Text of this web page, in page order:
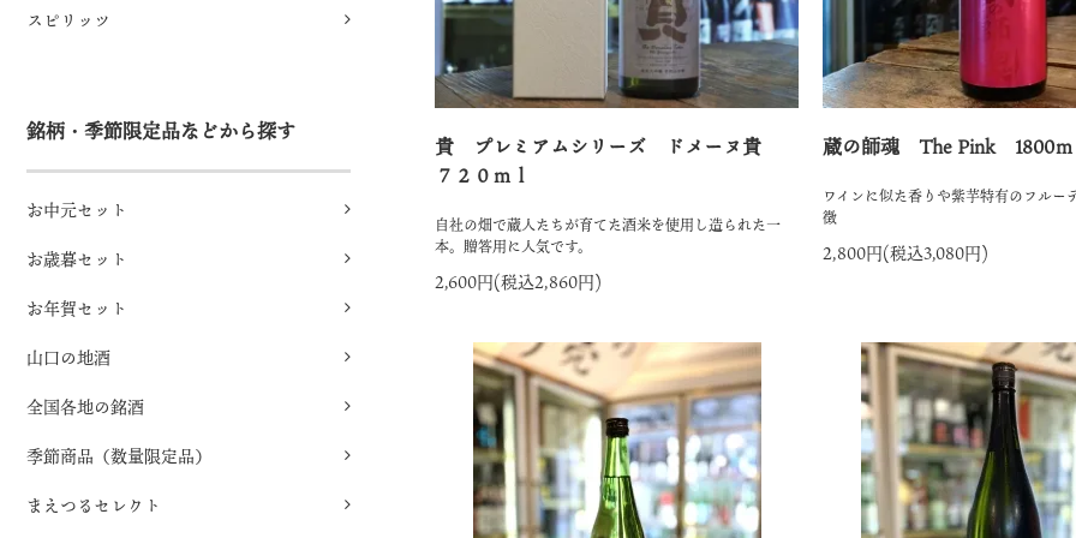
スピリッツ
銘柄・季節限定品などから探す
お中元セット
お歳暮セット
お年賀セット
山口の地酒
全国各地の銘酒
季節商品（数量限定品）
まえつるセレクト
貴 プレミアムシリーズ ドメーヌ貴
７２０ｍｌ
自社の畑で蔵人たちが育てた酒米を使用し造られた一
本。贈答用に人気です。
2,600円(税込2,860円)
蔵の師魂 The Pink 1800
ワインに似た香りや紫芋特有のフルー
徴
2,800円(税込3,080円)